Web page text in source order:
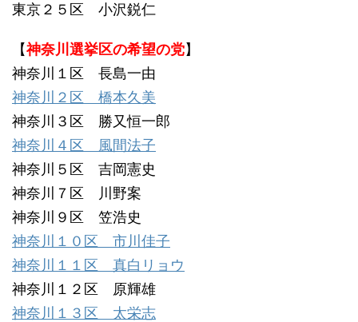
東京２５区 小沢鋭仁
【神奈川選挙区の希望の党】
神奈川１区 長島一由
神奈川２区 橋本久美
神奈川３区 勝又恒一郎
神奈川４区 風間法子
神奈川５区 吉岡憲史
神奈川７区 川野案
神奈川９区 笠浩史
神奈川１０区 市川佳子
神奈川１１区 真白リョウ
神奈川１２区 原輝雄
神奈川１３区 太栄志